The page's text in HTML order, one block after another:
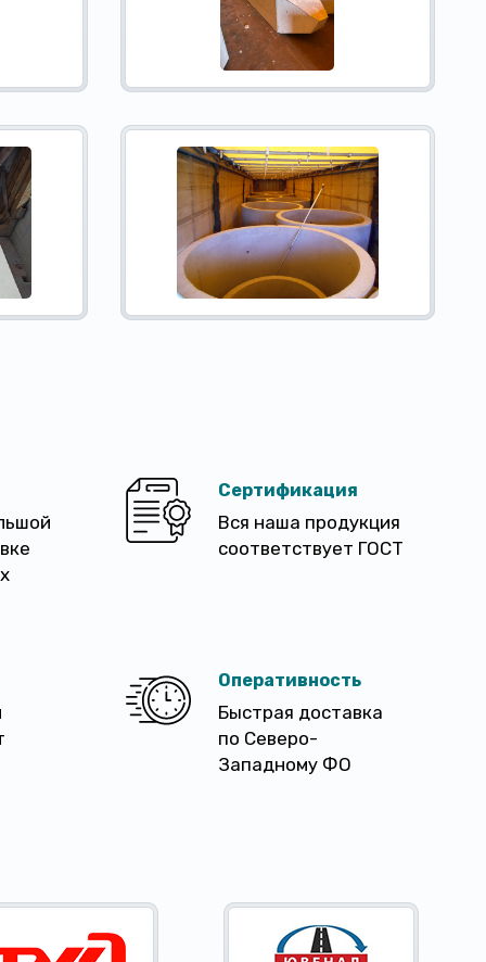
Сертификация
Вся наша продукция
соответствует ГОСТ
Оперативность
Быстрая доставка
по Северо-
Западному ФО